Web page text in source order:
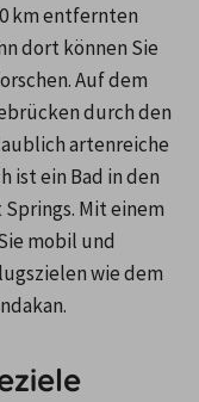
km entfernten
dort können Sie
Auf dem
durch den
artenreiche
ist ein Bad in den
Mit einem
mobil und
wie dem